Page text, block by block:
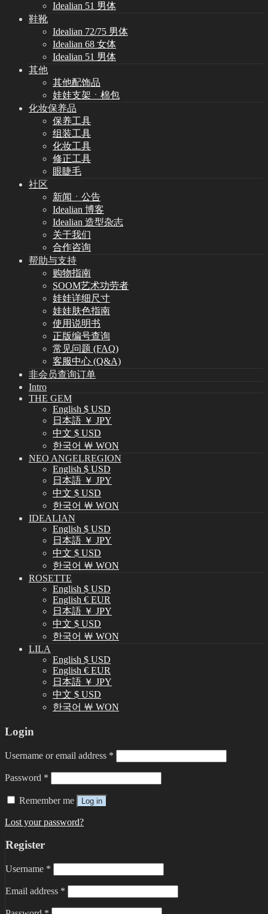
Idealian 51 男体
鞋靴
Idealian 72/75 男体
Idealian 68 女体
Idealian 51 男体
其他
其他配饰品
娃娃支架ㆍ棉包
化妆保养品
保养工具
组装工具
化妆工具
修正工具
眼睫毛
社区
新闻ㆍ公告
Idealian 博客
Idealian 造型杂志
关于我们
合作咨询
帮助与支持
购物指南
SOOM艺术功劳者
娃娃详细尺寸
娃娃肤色指南
使用说明书
正版编号查询
常见问题 (FAQ)
客服中心 (Q&A)
非会员查询订单
Intro
THE GEM
English $ USD
日本語 ￥ JPY
中文 $ USD
한국어 ￦ WON
NEO ANGELREGION
English $ USD
日本語 ￥ JPY
中文 $ USD
한국어 ￦ WON
IDEALIAN
English $ USD
日本語 ￥ JPY
中文 $ USD
한국어 ￦ WON
ROSETTE
English $ USD
English € EUR
日本語 ￥ JPY
中文 $ USD
한국어 ￦ WON
LILA
English $ USD
English € EUR
日本語 ￥ JPY
中文 $ USD
한국어 ￦ WON
Login
Username or email address *
Password *
Remember me Log in
Lost your password?
Register
Username *
Email address *